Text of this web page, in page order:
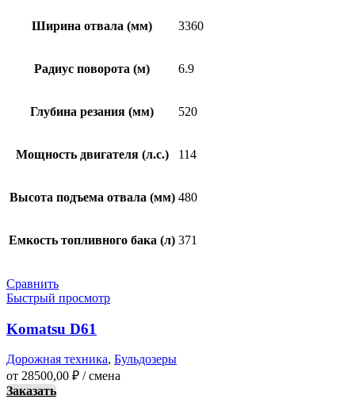
Ширина отвала (мм) 3360
Радиус поворота (м) 6.9
Глубина резания (мм) 520
Мощность двигателя (л.с.) 114
Высота подъема отвала (мм) 480
Емкость топливного бака (л) 371
Сравнить
Быстрый просмотр
Komatsu D61
Дорожная техника, Бульдозеры
от 28500,00 ₽ / смена
Заказать